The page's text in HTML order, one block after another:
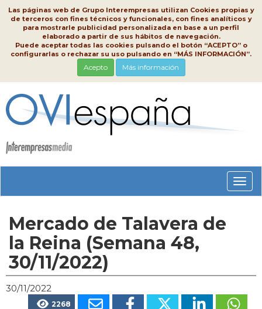
Las páginas web de Grupo Interempresas utilizan Cookies propias y
de terceros con fines técnicos y funcionales, con fines analíticos y
para mostrarle publicidad personalizada en base a un perfil
elaborado a partir de sus hábitos de navegación.
Puede aceptar todas las cookies pulsando el botón “ACEPTO” o
configurarlas o rechazar su uso pulsando en “MÁS INFORMACIÓN”.
Acepto Más información
Mercado de Talavera de
la Reina (Semana 48,
30/11/2022)
30/11/2022
2268